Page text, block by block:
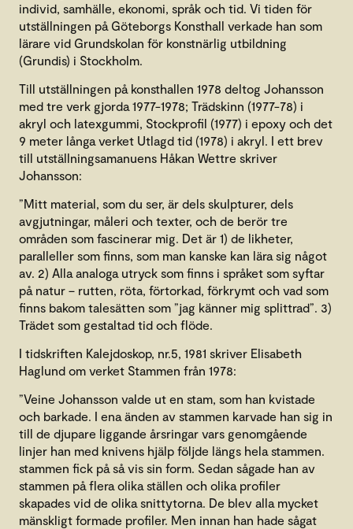
individ, samhälle, ekonomi, språk och tid. Vi tiden för
utställningen på Göteborgs Konsthall verkade han som
lärare vid Grundskolan för konstnärlig utbildning
(Grundis) i Stockholm.
Till utställningen på konsthallen 1978 deltog Johansson
med tre verk gjorda 1977-1978; Trädskinn (1977-78) i
akryl och latexgummi, Stockprofil (1977) i epoxy och det
9 meter långa verket Utlagd tid (1978) i akryl. I ett brev
till utställningsamanuens Håkan Wettre skriver
Johansson:
”Mitt material, som du ser, är dels skulpturer, dels
avgjutningar, måleri och texter, och de berör tre
områden som fascinerar mig. Det är 1) de likheter,
paralleller som finns, som man kanske kan lära sig något
av. 2) Alla analoga utryck som finns i språket som syftar
på natur – rutten, röta, förtorkad, förkrymt och vad som
finns bakom talesätten som ”jag känner mig splittrad”. 3)
Trädet som gestaltad tid och flöde.
I tidskriften Kalejdoskop, nr.5, 1981 skriver Elisabeth
Haglund om verket Stammen från 1978:
”Veine Johansson valde ut en stam, som han kvistade
och barkade. I ena änden av stammen karvade han sig in
till de djupare liggande årsringar vars genomgående
linjer han med knivens hjälp följde längs hela stammen.
stammen fick på så vis sin form. Sedan sågade han av
stammen på flera olika ställen och olika profiler
skapades vid de olika snittytorna. De blev alla mycket
mänskligt formade profiler. Men innan han hade sågat